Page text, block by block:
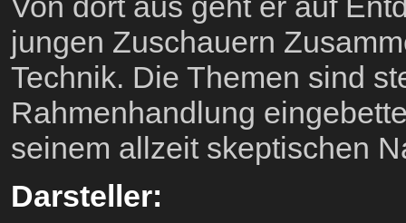
jungen Zuschauern
Technik. Die Themen sind
Rahmenhandlung
seinem allzeit skeptischen
Darsteller: